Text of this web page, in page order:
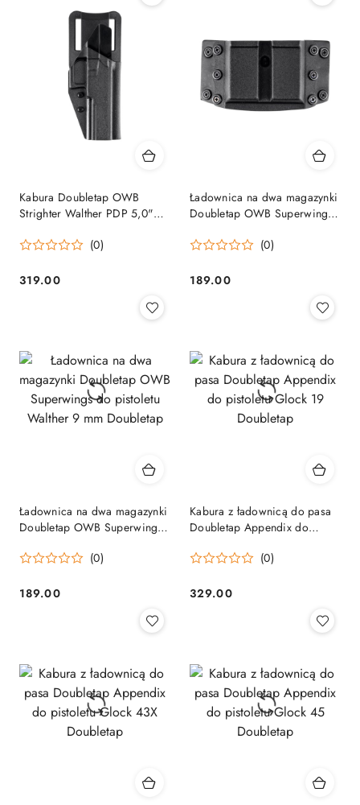
Kabura Doubletap OWB
Strighter Walther PDP 5,0"
(0)
Cena:
319.00
Ładownica na dwa magazynki
Doubletap OWB Superwings
Doubletap
(0)
Cena:
189.00
Ładownica na dwa magazynki
Doubletap OWB Superwings
Doubletap
(0)
Cena:
189.00
Kabura z ładownicą do pasa
Doubletap Appendix do
(0)
Cena:
329.00